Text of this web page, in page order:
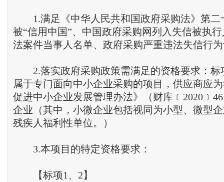
1.满足《中华人民共和国政府采购法》第二
被“信用中国”、中国政府采购网列入失信被执
法案件当事人名单、政府采购严重违法失信行
2.落实政府采购政策需满足的资格要求：标
属于专门面向中小企业采购的项目，供应商应
促进中小企业发展管理办法》（财库
企业（其中，小微企业包括视同为小型、微型
残疾人福利性单位。）
3.本项目的特定资格要求：
【标项1、2】